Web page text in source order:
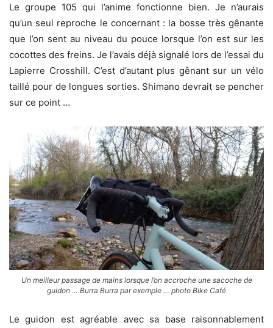
Le groupe 105 qui l’anime fonctionne bien. Je n’aurais
qu’un seul reproche le concernant : la bosse très gênante
que l’on sent au niveau du pouce lorsque l’on est sur les
cocottes des freins. Je l’avais déjà signalé lors de l’essai du
Lapierre Crosshill. C’est d’autant plus gênant sur un vélo
taillé pour de longues sorties. Shimano devrait se pencher
sur ce point …
Un meilleur passage de mains lorsque l’on accroche une sacoche de
guidon … Burra Burra par exemple … photo Bike Café
Le guidon est agréable avec sa base raisonnablement